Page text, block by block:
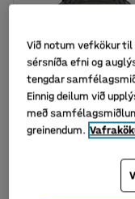
Fáanlegt í nokkrum
Fast hjól, 260x85
loftgúmmíhjól, 100
Við notum vefkökur
sérsníða efni og
tengdar
Einnig deilum við
með
greinendum.